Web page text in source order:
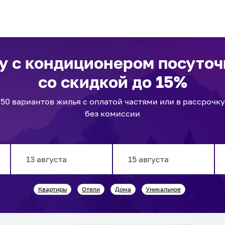
с кондиционером
со скидкой до 15%
50 вариантовжилья с оплатой частями или в рассрочку
без комиссии
forward
interact
backward
interact
Квартиры Отели Дома Уникальное